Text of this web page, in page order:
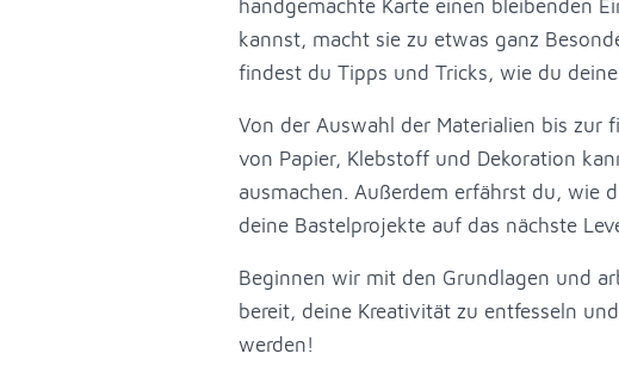
handgemachte Karte einen bleibenden
kannst, macht sie zu etwas ganz
findest du Tipps und Tricks, wie du
Von der Auswahl der Materialien bis zur
von Papier, Klebstoff und Dekoration
ausmachen. Außerdem erfährst du, wie
deine Bastelprojekte auf das nächste
Beginnen wir mit den Grundlagen und
bereit, deine Kreativität zu entfesseln
werden!